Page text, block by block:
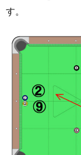
す。